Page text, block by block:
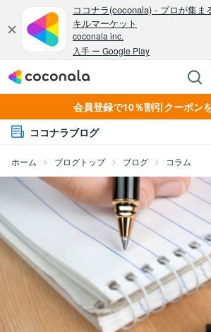
会員登録で10％割引クーポン
ココナラブログ
ホーム ブログトップ ブログ コラム